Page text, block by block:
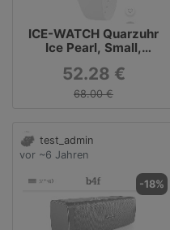
ICE-WATCH Quarzuhr
Ice Pearl, Small,
52.28 €
68.00 €
test_admin
vor ~6 Jahren
-18%